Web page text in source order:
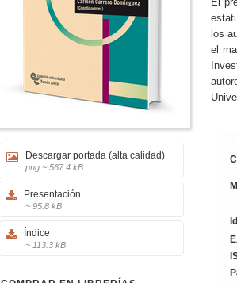
Descargar portada (alta calidad)
png ~ 567.4 kB
Presentación
~ 95.8 kB
Índice
~ 113.3 kB
los
el